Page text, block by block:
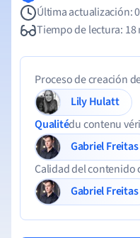
Última actualización:
Tiempo de lectura: 18
Proceso de creación
Lily Hulatt
Qualitédu contenu
Gabriel Freitas
Calidad del
Gabriel Freitas